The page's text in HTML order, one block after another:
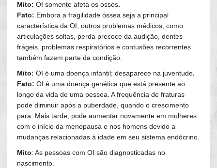
Mito: OI somente afeta os ossos.
Fato: Embora a fragilidade óssea seja a principal
característica da OI, outros problemas médicos, como
articulações soltas, perda precoce da audição, dentes
frágeis, problemas respiratórios e contusões recorrentes
também fazem parte da condição.
Mito: OI é uma doença infantil; desaparece na juventude.
Fato: OI é uma doença genética que está presente ao
longo da vida de uma pessoa. A frequência de fraturas
pode diminuir após a puberdade, quando o crescimento
para. Mais tarde, pode aumentar novamente em mulheres
com o início da menopausa e nos homens devido a
mudanças relacionadas à idade em seu sistema endócrino.
Mito: As pessoas com OI são diagnosticadas no
nascimento.